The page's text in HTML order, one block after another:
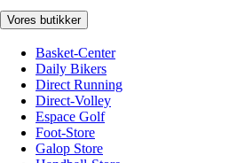
Vores butikker
Basket-Center
Daily Bikers
Direct Running
Direct-Volley
Espace Golf
Foot-Store
Galop Store